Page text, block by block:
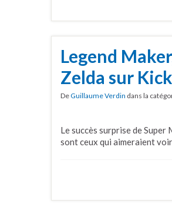
Legend
Zelda sur
DeGuillaume Verdin dans la
Le succès surprise de
sont ceux qui aimeraient